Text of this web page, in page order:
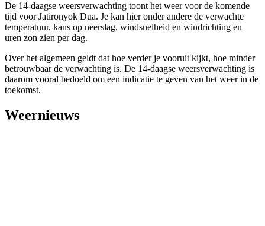
De 14-daagse weersverwachting toont het weer voor de komende
tijd voor Jatironyok Dua. Je kan hier onder andere de verwachte
temperatuur, kans op neerslag, windsnelheid en windrichting en
uren zon zien per dag.
Over het algemeen geldt dat hoe verder je vooruit kijkt, hoe minder
betrouwbaar de verwachting is. De 14-daagse weersverwachting is
daarom vooral bedoeld om een indicatie te geven van het weer in de
toekomst.
Weernieuws